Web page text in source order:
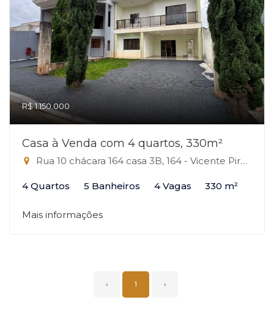
R$ 1.150.000
Casa à Venda com 4 quartos, 330m²
Rua 10 chácara 164 casa 3B, 164 - Vicente Pires, Vicente Pires-DF
4 Quartos 5 Banheiros 4 Vagas 330 m²
Mais informações
‹ 1 ›